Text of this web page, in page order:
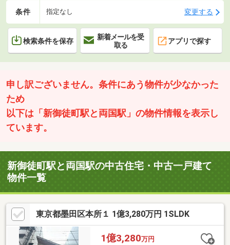
条件 指定なし 変更する
検索条件を保存
新着メールを受
取る
アプリで探す
申し訳ございません。条件にあう物件が少なかった
ため
以下は「新御徒町駅と両国駅」の物件情報を表示し
ています。
新御徒町駅と両国駅の中古住宅・中古一戸建て
物件一覧
東京都墨田区本所１ 1億3,280万円 1SLDK
1億3,280万円